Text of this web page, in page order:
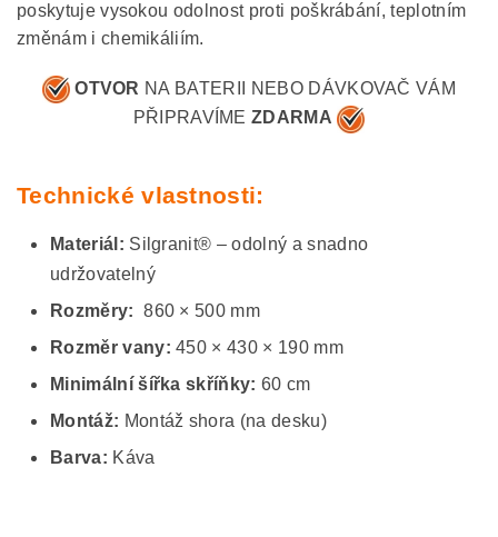
poskytuje vysokou odolnost proti poškrábání, teplotním
změnám i chemikáliím.
OTVOR NA BATERII NEBO DÁVKOVAČ VÁM
PŘIPRAVÍMEZDARMA
Technické vlastnosti:
Materiál: Silgranit® – odolný a snadno
udržovatelný
Rozměry: 860 × 500 mm
Rozměr vany: 450 × 430 × 190 mm
Minimální šířka skříňky: 60 cm
Montáž: Montáž shora (na desku)
Barva: Káva